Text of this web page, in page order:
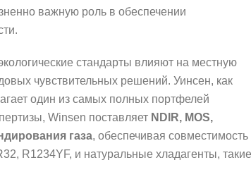
важную роль в обеспечении
стандарты влияют на местную
чувствительных решений. Уинсен, как
один из самых полных портфелей
Winsen поставляет NDIR, MOS,
газа, обеспечивая совместимость
R1234YF, и натуральные хладагенты, такие